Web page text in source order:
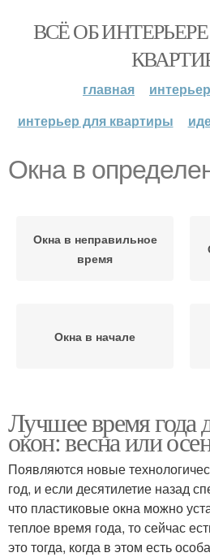
ВСЁ ОБ
главная
интерьер для квартиры
Окна в
Окна в неправильное
время
Окна в начале
Окна в конце
Лучшее время года
окон: весна или
Появляются новые
год, и если десятилетие назад
что пластиковые окна можно
теплое время года, то сейчас
это тогда, когда в этом есть